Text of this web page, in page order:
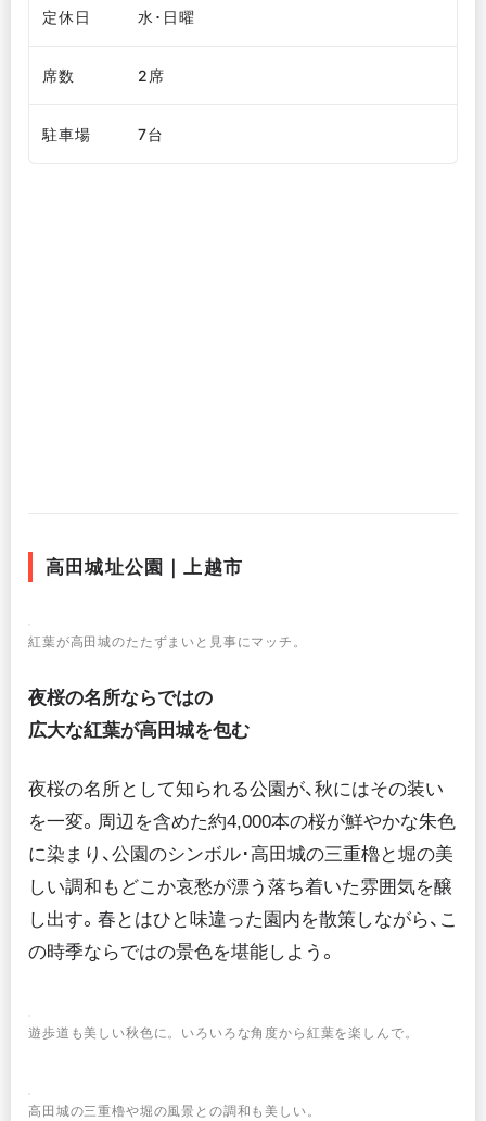
定休日 水･日曜
席数 2席
駐車場 7台
高田城址公園｜上越市
紅葉が高田城のたたずまいと見事にマッチ。
夜桜の名所ならではの
広大な紅葉が高田城を包む
夜桜の名所として知られる公園が、秋にはその装い
を一変。周辺を含めた約4,000本の桜が鮮やかな朱色
に染まり、公園のシンボル･高田城の三重櫓と堀の美
しい調和もどこか哀愁が漂う落ち着いた雰囲気を醸
し出す。春とはひと味違った園内を散策しながら、こ
の時季ならではの景色を堪能しよう。
遊歩道も美しい秋色に。いろいろな角度から紅葉を楽しんで。
高田城の三重櫓や堀の風景との調和も美しい。